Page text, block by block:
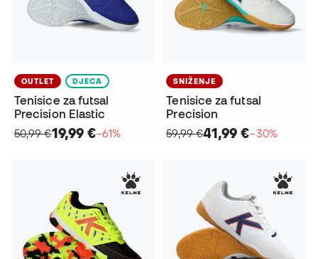
OUTLET DJECA
Tenisice za futsal
Precision Elastic
50,99 €19,99 €−61%
SNIŽENJE
Tenisice za futsal
Precision
59,99 €41,99 €−30%